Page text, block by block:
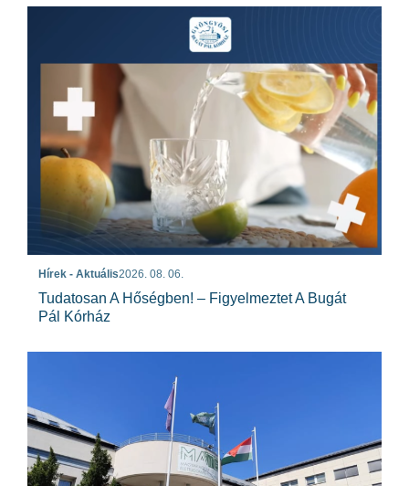
Hírek - Aktuális2026. 08. 06.
Tudatosan A Hőségben! – Figyelmeztet A Bugát
Pál Kórház